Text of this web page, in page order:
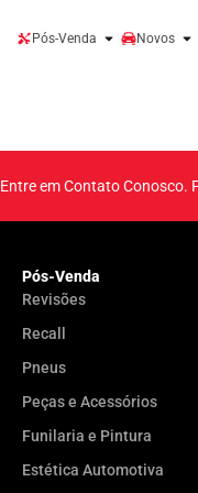
Pós-Venda Novos
Entre em Contato Conosco.
Pós-Venda
Revisões
Recall
Pneus
Peças e Acessórios
Funilaria e Pintura
Estética Automotiva